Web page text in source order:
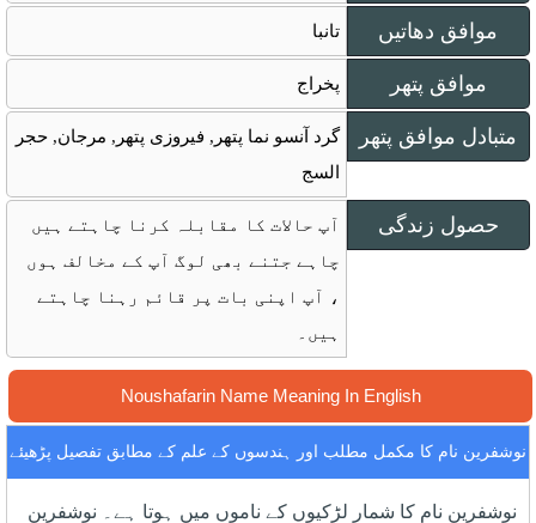
تانبا موافق دھاتیں
پخراج موافق پتھر
گرد آنسو نما پتھر, فیروزی پتھر, مرجان, حجر
السج
متبادل موافق پتھر
آپ حالات کا مقابلہ کرنا چاہتے ہیں
چاہے جتنے بھی لوگ آپ کے مخالف ہوں
، آپ اپنی بات پر قائم رہنا چاہتے
ہیں۔
حصول زندگی
Noushafarin Name Meaning In English
نوشفرین نام کا مکمل مطلب اور ہندسوں کے علم کے مطابق تفصیل پڑھیئے
نوشفرین نام کا شمار لڑکیوں کے ناموں میں ہوتا ہے۔ نوشفرین